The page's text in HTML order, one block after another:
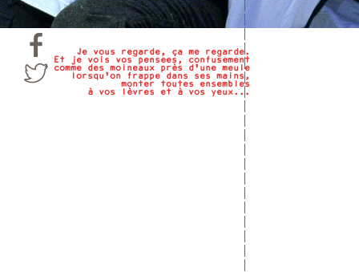
Je vous regarde, ça me regarde.
Et je vois vos pensées, confusément
comme des moineaux près d'une meule
lorsqu'on frappe dans ses mains,
monter toutes ensembles
à vos lèvres et à vos yeux...